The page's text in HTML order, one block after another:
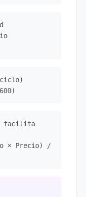
facilita
× Precio) /